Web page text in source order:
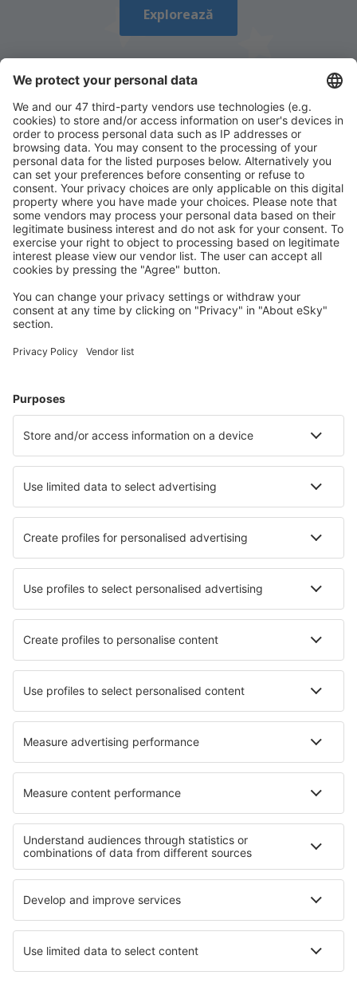
Explorează
Descarcă aplicația noastrăși organizează-ţi
convenabil călătoriile
Planifică-ți călătoria
Bilete de avion
Zbor+Hotel
Află mai multe
Companii aeriene
Wizz Air
Ryanair
Lufthansa
Despre eSky
Cariere
Termeni şi condiţii
Rezervările mele
Politica de Confidențialitate
Politică cookie
Asistenţă şi contact